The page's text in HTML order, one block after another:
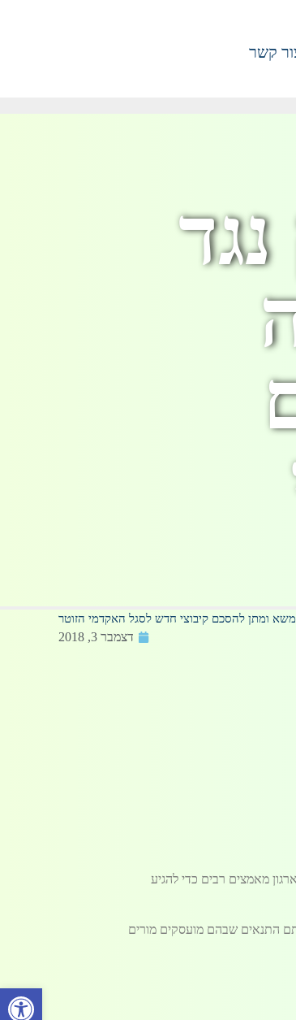
קשר
ומתן להסכם קיבוצי חדש לסגל האקדמי הזוטר
דצמבר 3, 2018
הקדיש הארגון מאמצים רבים כדי להגיע
התנאים שבהם מועסקים מורים
פתח